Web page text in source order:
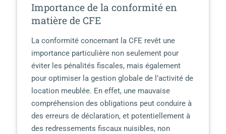
Importance de la conformité en
matière de CFE
La conformité concernant la CFE revêt une
importance particulière non seulement pour
éviter les pénalités fiscales, mais également
pour optimiser la gestion globale de l’activité de
location meublée. En effet, une mauvaise
compréhension des obligations peut conduire à
des erreurs de déclaration, et potentiellement à
des redressements fiscaux nuisibles, non